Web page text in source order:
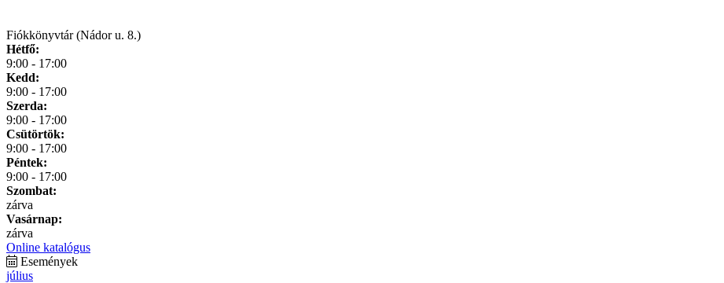
Fiókkönyvtár (Nádor u. 8.)
Hétfő:
9:00 - 17:00
Kedd:
9:00 - 17:00
Szerda:
9:00 - 17:00
Csütörtök:
9:00 - 17:00
Péntek:
9:00 - 17:00
Szombat:
zárva
Vasárnap:
zárva
Online katalógus
Események
július